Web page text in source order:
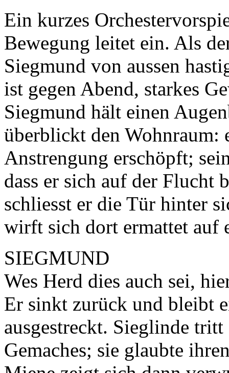
Ein kurzes
Bewegung leitet ein. Als
Siegmund von aussen
ist gegen Abend, starkes
Siegmund hält einen
überblickt den Wohnraum:
Anstrengung erschöpft;
dass er sich auf der Flucht
schliesst er die Tür hinter
wirft sich dort ermattet auf
SIEGMUND
Wes Herd dies auch sei,
Er sinkt zurück und bleibt
ausgestreckt. Sieglinde
Gemaches; sie glaubte